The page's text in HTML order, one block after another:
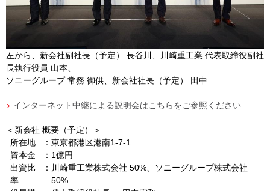
左から、新会社副社長（予定） 長谷川、川崎重工業 代表取締役副社
長執行役員 山本、
ソニーグループ 常務 御供、新会社社長（予定） 田中
インターネット中継による説明会はこちらをご参照ください
＜新会社 概要（予定）＞
所在地
： 東京都港区港南1-7-1
資本金
： 1億円
出資比
率
： 川崎重工業株式会社 50% 、ソニーグループ株式会社
50%